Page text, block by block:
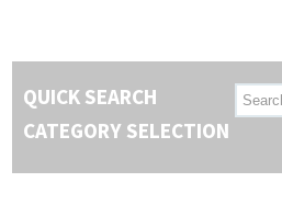
QUICK SEARCH
CATEGORY SELECTION